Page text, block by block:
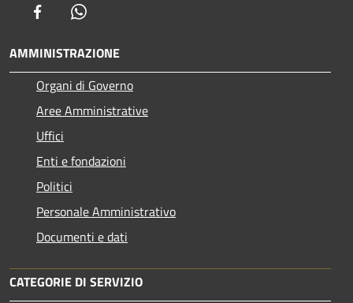
Facebook
AMMINISTRAZIONE
Organi di Governo
Aree Amministrative
Uffici
Enti e fondazioni
Politici
Personale Amministrativo
Documenti e dati
CATEGORIE DI SERVIZIO